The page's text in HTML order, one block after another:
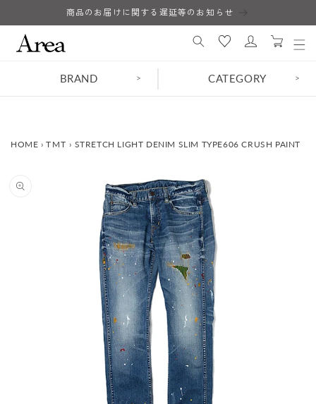
進む
商品のお届けに関する遅延等のお知らせ
ロ
イ
カ
ー
BRAND > CATEGORY >
HOME › TMT › STRETCH LIGHT DENIM SLIM TYPE606 CRUSH PAINT